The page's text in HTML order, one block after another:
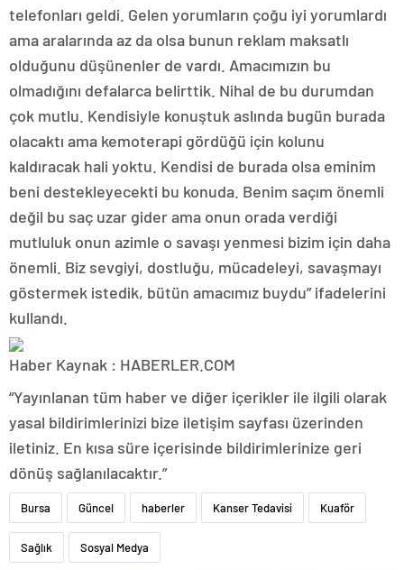
telefonları geldi. Gelen yorumların çoğu iyi yorumlardı
ama aralarında az da olsa bunun reklam maksatlı
olduğunu düşünenler de vardı. Amacımızın bu
olmadığını defalarca belirttik. Nihal de bu durumdan
çok mutlu. Kendisiyle konuştuk aslında bugün burada
olacaktı ama kemoterapi gördüğü için kolunu
kaldıracak hali yoktu. Kendisi de burada olsa eminim
beni destekleyecekti bu konuda. Benim saçım önemli
değil bu saç uzar gider ama onun orada verdiği
mutluluk onun azimle o savaşı yenmesi bizim için daha
önemli. Biz sevgiyi, dostluğu, mücadeleyi, savaşmayı
göstermek istedik, bütün amacımız buydu” ifadelerini
kullandı.
Haber Kaynak : HABERLER.COM
“Yayınlanan tüm haber ve diğer içerikler ile ilgili olarak
yasal bildirimlerinizi bize iletişim sayfası üzerinden
iletiniz. En kısa süre içerisinde bildirimlerinize geri
dönüş sağlanılacaktır.”
Bursa Güncel haberler Kanser Tedavisi Kuaför
Sağlık Sosyal Medya